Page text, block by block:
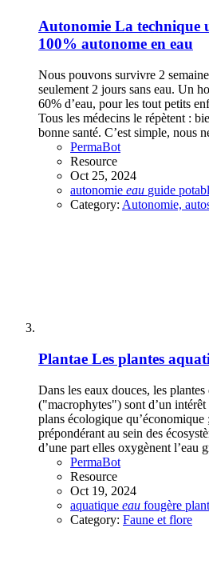
Autonomie La technique
100% autonome en eau
Nous pouvons survivre 2
seulement 2 jours sans eau. Un
60% d’eau, pour les tout petits
Tous les médecins le répètent :
bonne santé. C’est simple, nous
PermaBot
Resource
Oct 25, 2024
autonomie eau guide
Category: Autonomie,
Plantae Les plantes
Dans les eaux douces, les
("macrophytes") sont d’un
plans écologique
prépondérant au sein des
d’une part elles oxygènent l’eau
PermaBot
Resource
Oct 19, 2024
aquatique eau fougère
Category: Faune et flore